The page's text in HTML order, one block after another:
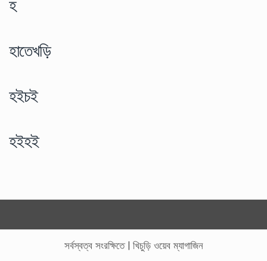
হ
হাতেখড়ি
হইচই
হইহই
সর্বস্বত্ব সংরক্ষিতে | খিচুড়ি ওয়েব ম্যাগাজিন